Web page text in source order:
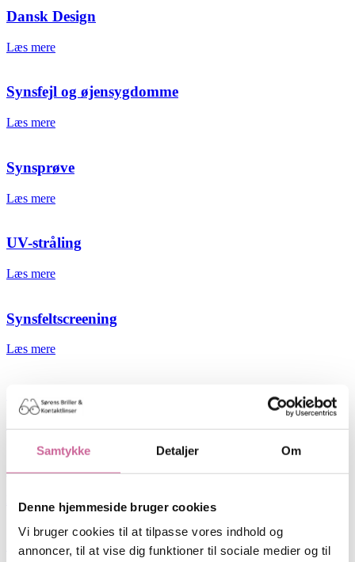
Samtykke Detaljer Om
Denne hjemmeside bruger cookies
Vi bruger cookies til at tilpasse vores indhold og
annoncer, til at vise dig funktioner til sociale medier og til
Dansk Design
Læs mere
Synsfejl og øjensygdomme
Læs mere
Synsprøve
Læs mere
UV-stråling
Læs mere
Synsfeltscreening
Læs mere
Solbriller
Læs mere
Solbriller med styrke